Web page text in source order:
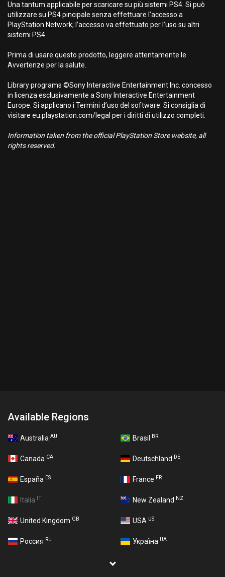
Una tantum applicabile per scaricare su più sistemi PS4. Si può
utilizzare su PS4 pincipale senza effettuare l’accesso a
PlayStation Network; l’accesso va effettuato per l’uso su altri
sistemi PS4.
Prima di usare questo prodotto, leggere attentamente le
Avvertenze per la salute.
Library programs ©Sony Interactive Entertainment Inc. concesso
in licenza esclusivamente a Sony Interactive Entertainment
Europe. Si applicano i Termini d’uso del software. Si consiglia di
visitare eu.playstation.com/legal per i diritti di utilizzo completi.
Information taken from the official PlayStation Store website, all
rights reserved.
Available Regions
Australia AU Brasil BR
Canada CA Deutschland DE
España ES France FR
Italia IT New Zealand NZ
United Kingdom GB USA US
Россия RU Україна UA